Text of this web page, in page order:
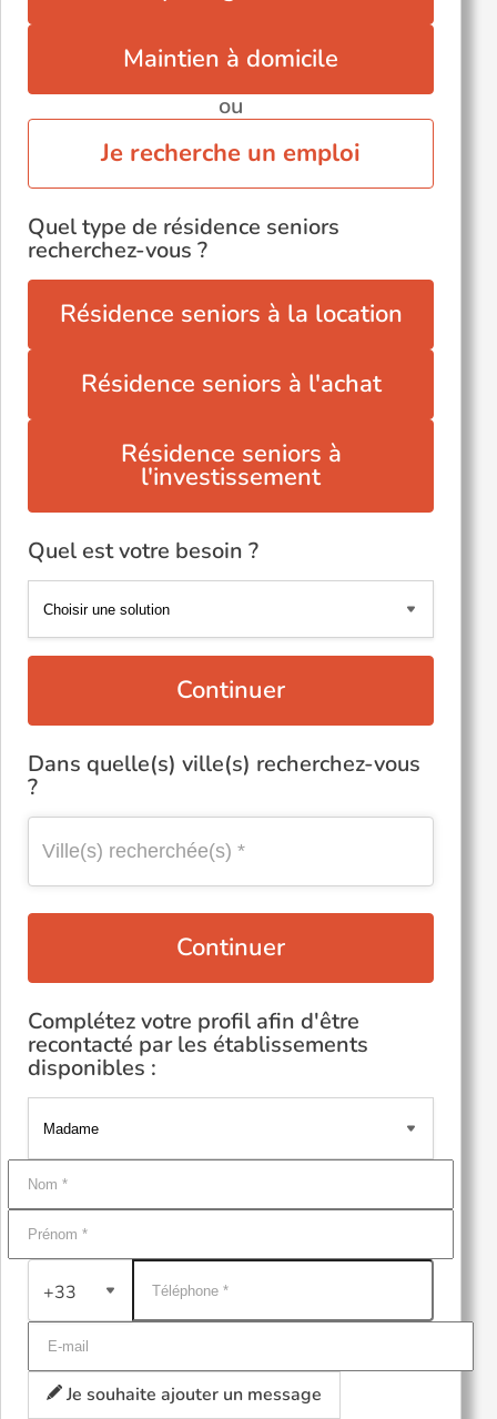
Maintien à domicile
ou
Je recherche un emploi
Quel type de résidence seniors
recherchez-vous ?
Résidence seniors à la location
Résidence seniors à l'achat
Résidence seniors à
l'investissement
Quel est votre besoin ?
Continuer
Dans quelle(s) ville(s) recherchez-vous
?
Continuer
Complétez votre profil afin d'être
recontacté par les établissements
disponibles :
+33
Je souhaite ajouter un message